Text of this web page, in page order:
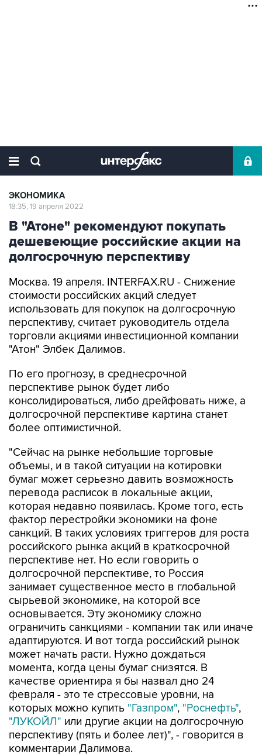
ЭКОНОМИКА
18:35, 19 апреля 2022
В "Атоне" рекомендуют покупать
дешевеющие российские акции на
долгосрочную перспективу
Москва. 19 апреля. INTERFAX.RU - Снижение
стоимости российских акций следует
использовать для покупок на долгосрочную
перспективу, считает руководитель отдела
торговли акциями инвестиционной компании
"Атон" Элбек Далимов.
По его прогнозу, в среднесрочной
перспективе рынок будет либо
консолидироваться, либо дрейфовать ниже, а
долгосрочной перспективе картина станет
более оптимистичной.
"Сейчас на рынке небольшие торговые
объемы, и в такой ситуации на котировки
бумаг может серьезно давить возможность
перевода расписок в локальные акции,
которая недавно появилась. Кроме того, есть
фактор перестройки экономики на фоне
санкций. В таких условиях триггеров для роста
российского рынка акций в краткосрочной
перспективе нет. Но если говорить о
долгосрочной перспективе, то Россия
занимает существенное место в глобальной
сырьевой экономике, на которой все
основывается. Эту экономику сложно
ограничить санкциями - компании так или иначе
адаптируются. И вот тогда российский рынок
может начать расти. Нужно дождаться
момента, когда цены бумаг снизятся. В
качестве ориентира я бы назвал дно 24
февраля - это те стрессовые уровни, на
которых можно купить "Газпром", "Роснефть",
"ЛУКОЙЛ" или другие акции на долгосрочную
перспективу (пять и более лет)", - говорится в
комментарии Далимова.